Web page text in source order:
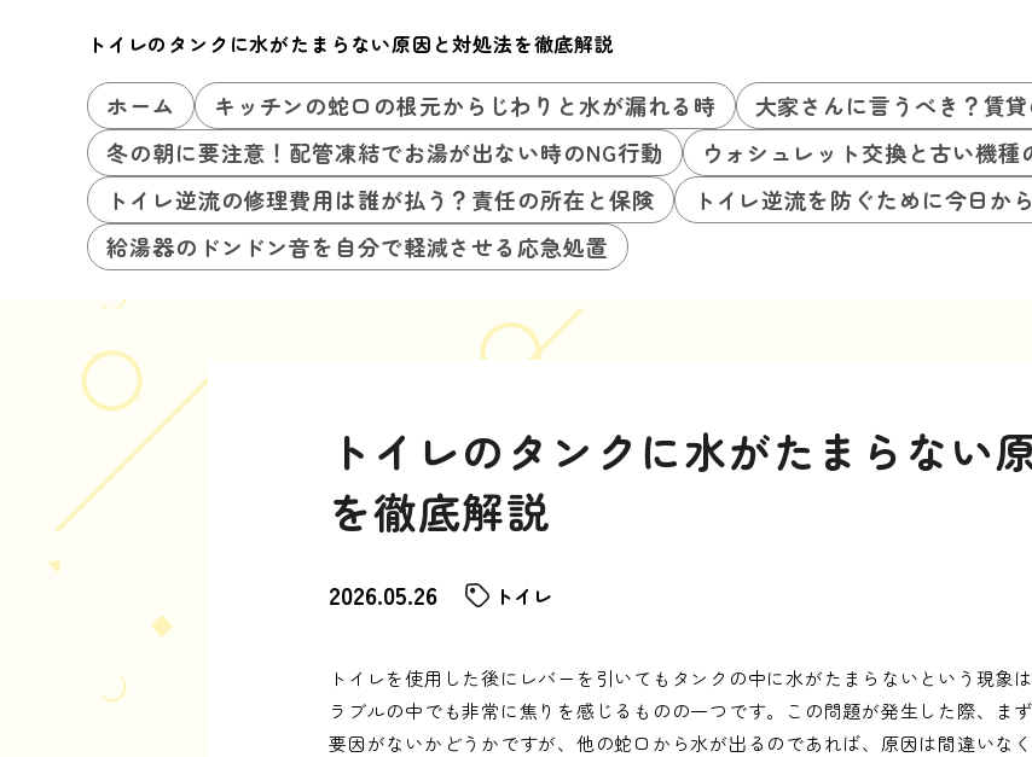
トイレのタンクに水がたまらない原因と対処法を徹底解説
ホーム キッチンの蛇口の根元からじわりと水が漏れる時
大家さんに言うべき？賃
冬の朝に要注意！配管凍結でお湯が出ない時のNG行動
ウォシュレット交換と古い機種
トイレ逆流の修理費用は誰が払う？責任の所在と保険
トイレ逆流を防ぐために今日か
給湯器のドンドン音を自分で軽減させる応急処置
トイレのタンクに水がたまらない
を徹底解説
2026.05.26 トイレ
トイレを使用した後にレバーを引いてもタンクの中に水がたまらないという現象
ラブルの中でも非常に焦りを感じるものの一つです。この問題が発生した際、ま
要因がないかどうかですが、他の蛇口から水が出るのであれば、原因は間違いな